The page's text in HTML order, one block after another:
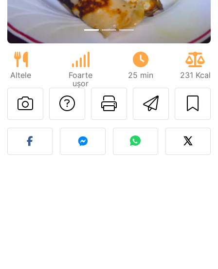
Altele
Foarte
ușor
25 min 231 Kcal
Printează
Adresează o
Postează o poză cu